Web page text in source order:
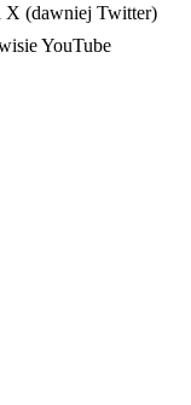
X (dawniej Twitter)
YouTube